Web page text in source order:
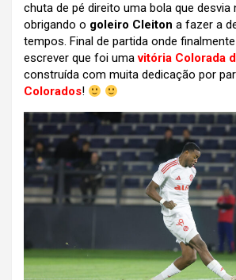
chuta de pé direito uma bola que desvia
obrigando o goleiro Cleiton a fazer a
tempos. Final de partida onde
escrever que foi umavitória Colorada
construída com muita dedicação por
Colorados!